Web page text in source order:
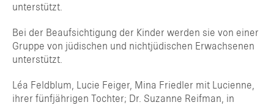
unterstützt.
Bei der Beaufsichtigung der Kinder werden sie von einer
Gruppe von jüdischen und nichtjüdischen Erwachsenen
unterstützt.
Léa Feldblum, Lucie Feiger, Mina Friedler mit Lucienne,
ihrer fünfjährigen Tochter; Dr. Suzanne Reifman, in